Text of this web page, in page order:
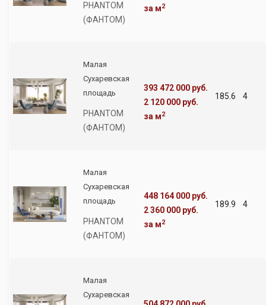
PHANTOM
(ФАНТОМ)
за м2
Малая
Сухаревская
площадь
PHANTOM
(ФАНТОМ)
393 472 000 руб.
2 120 000 руб.
за м2
185.6 4
Малая
Сухаревская
площадь
PHANTOM
(ФАНТОМ)
448 164 000 руб.
2 360 000 руб.
за м2
189.9 4
Малая
Сухаревская